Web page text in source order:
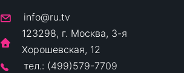
info@ru.tv
123298, г. Москва, 3-я
Хорошевская, 12
тел.: (499)579-7709